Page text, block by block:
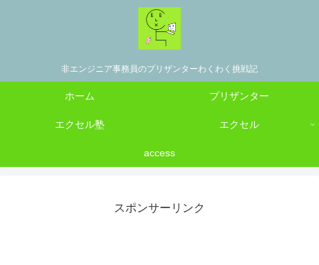
非エンジニア事務員のプリザンターわくわく挑戦記
ホーム プリザンター
エクセル塾 エクセル
access
スポンサーリンク